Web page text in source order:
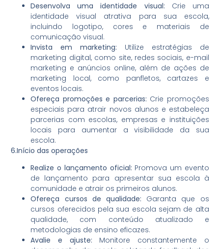
Desenvolva uma identidade visual: Crie uma
identidade visual atrativa para sua escola,
incluindo logotipo, cores e materiais de
comunicação visual.
Invista em marketing: Utilize estratégias de
marketing digital, como site, redes sociais, e-mail
marketing e anúncios online, além de ações de
marketing local, como panfletos, cartazes e
eventos locais.
Ofereça promoções e parcerias: Crie promoções
especiais para atrair novos alunos e estabeleça
parcerias com escolas, empresas e instituições
locais para aumentar a visibilidade da sua
escola.
6.Início das operações
Realize o lançamento oficial: Promova um evento
de lançamento para apresentar sua escola à
comunidade e atrair os primeiros alunos.
Ofereça cursos de qualidade: Garanta que os
cursos oferecidos pela sua escola sejam de alta
qualidade, com conteúdo atualizado e
metodologias de ensino eficazes.
Avalie e ajuste: Monitore constantemente o